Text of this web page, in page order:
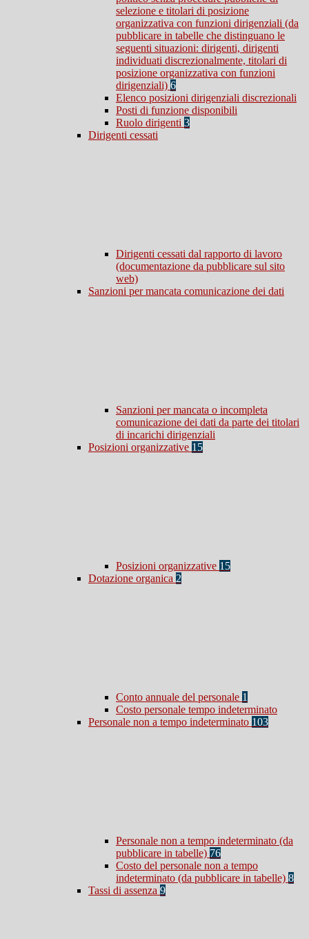
selezione e titolari di posizione
organizzativa con funzioni dirigenziali (da
pubblicare in tabelle che distinguano le
seguenti situazioni: dirigenti, dirigenti
individuati discrezionalmente, titolari di
posizione organizzativa con funzioni
dirigenziali) 6
Elenco posizioni dirigenziali discrezionali
Posti di funzione disponibili
Ruolo dirigenti 3
Dirigenti cessati
Dirigenti cessati dal rapporto di lavoro
(documentazione da pubblicare sul sito
web)
Sanzioni per mancata comunicazione dei dati
Sanzioni per mancata o incompleta
comunicazione dei dati da parte dei titolari
di incarichi dirigenziali
Posizioni organizzative 15
Posizioni organizzative 15
Dotazione organica 2
Conto annuale del personale 1
Costo personale tempo indeterminato
Personale non a tempo indeterminato 103
Personale non a tempo indeterminato (da
pubblicare in tabelle) 76
Costo del personale non a tempo
indeterminato (da pubblicare in tabelle) 8
Tassi di assenza 9